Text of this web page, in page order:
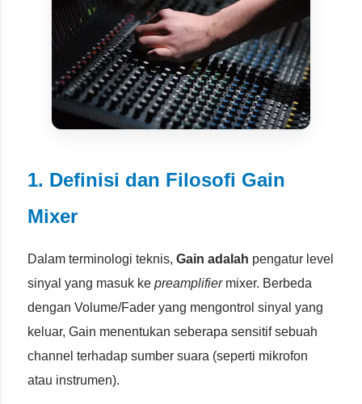
1. Definisi dan Filosofi Gain
Mixer
Dalam terminologi teknis, Gain adalah pengatur level
sinyal yang masuk ke preamplifiermixer. Berbeda
dengan Volume/Fader yang mengontrol sinyal yang
keluar, Gain menentukan seberapa sensitif sebuah
channel terhadap sumber suara (seperti mikrofon
atau instrumen).